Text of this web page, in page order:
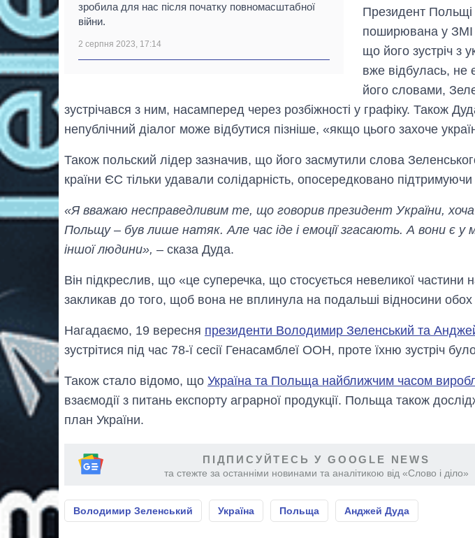
зробила для нас після початку повномасштабної
війни.
2 серпня 2023, 17:14
Президент
поширювана у ЗМІ
що його зустріч з
вже відбулась,
його словами,
зустрічався з ним, насамперед через розбіжності у графіку. Також
непублічний діалог може відбутися пізніше, «якщо цього захоче
Також польский лідер зазначив, що його засмутили слова
країни ЄС тільки удавали солідарність, опосередковано підтримуючи
«Я вважаю несправедливим те, що говорив президент України, хоча
Польщу – був лише натяк. Але час іде і емоції згасають. А вони є у
іншої людини», – сказа Дуда.
Він підкреслив, що «це суперечка, що стосується невеликої частини
закликав до того, щоб вона не вплинула на подальші відносини обох
Нагадаємо, 19 вересня президенти Володимир Зеленський та
зустрітися під час 78-ї сесії Генасамблеї ООН, проте їхню зустріч
Також стало відомо, що Україна та Польща найближчим часом
взаємодії з питань експорту аграрної продукції. Польща також
план України.
ПІДПИСУЙТЕСЬ У GOOGLE NEWS
та стежте за останніми новинами та аналітикою від «Слово і діло»
Володимир Зеленський Україна Польща Анджей Дуда